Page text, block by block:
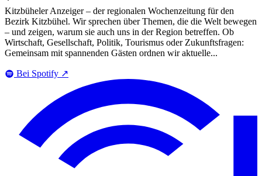
Kitzbüheler Anzeiger – der regionalen Wochenzeitung für den
Bezirk Kitzbühel. Wir sprechen über Themen, die die Welt bewegen
– und zeigen, warum sie auch uns in der Region betreffen. Ob
Wirtschaft, Gesellschaft, Politik, Tourismus oder Zukunftsfragen:
Gemeinsam mit spannenden Gästen ordnen wir aktuelle...
Bei Spotify ↗